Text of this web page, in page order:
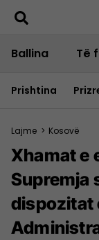
Ballina Të
Prishtina
Lajme > Kosovë
Xhamat e
Supremja
dispozitat